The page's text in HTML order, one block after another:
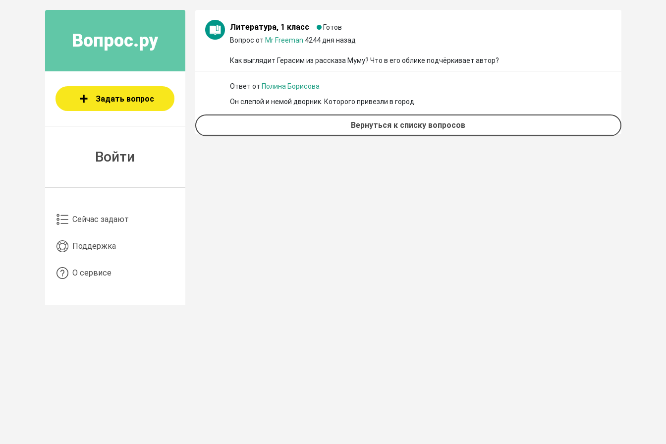
Вопрос.ру
Задать вопрос
Войти
Сейчас задают
Поддержка
О сервисе
Литература, 1 класс
Готов
Вопрос от Mr Freeman 4244 дня назад
Как выглядит Герасим из рассказа Муму? Что в его облике подчёркивает автор?
Ответ от Полина Борисова
Он слепой и немой дворник. Которого привезли в город.
Вернуться к списку вопросов